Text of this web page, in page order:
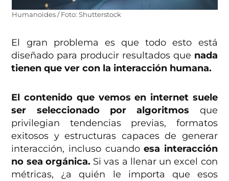
Humanoides / Foto: Shutterstock
El gran problema es que todo esto está
diseñado para producir resultados que nada
tienen que ver con la interacción humana.
El contenido que vemos en internet suele
ser seleccionado por algoritmos que
privilegian tendencias previas, formatos
exitosos y estructuras capaces de generar
interacción, incluso cuandoesa interacción
no sea orgánica. Si vas a llenar un excel con
métricas, ¿a quién le importa que esos